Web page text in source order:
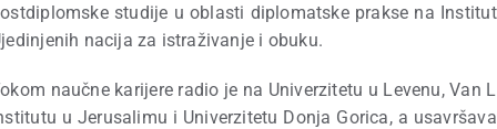
studije u oblasti diplomatske prakse na
nacija za istraživanje i obuku.
naučne karijere radio je na Univerzitetu u Levenu, Van
u Jerusalimu i Univerzitetu Donja Gorica, a